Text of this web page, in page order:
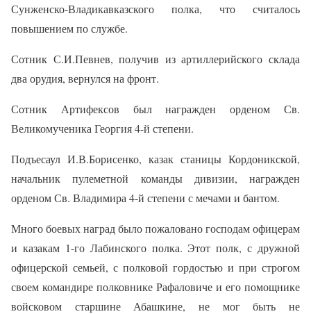
Сунженско-Владикавказского полка, что считалось
повышением по службе.
Сотник С.И.Певнев, получив из артиллерийского склада
два орудия, вернулся на фронт.
Сотник Артифексов был награжден орденом Св.
Великомученика Георгия 4-й степени.
Подъесаул И.В.Борисенко, казак станицы Кордоникской,
начальник пулеметной команды дивизии, награжден
орденом Св. Владимира 4-й степени с мечами и бантом.
Много боевых наград было пожаловано господам офицерам
и казакам 1-го Лабинского полка. Этот полк, с дружной
офицерской семьей, с полковой гордостью и при строгом
своем командире полковнике Рафаловиче и его помощнике
войсковом старшине Абашкине, не мог быть не